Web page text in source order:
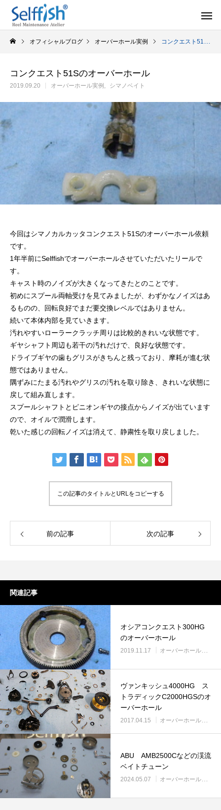
セルフメンテナンス用品
2024.06.23 2024.05.09
シマノ バンタム1000SGの1年点検
2025.02.26
ダイワ スパルタン
2026.01.01 2025.05.16
リールオーバーホール「マスタープログラ
ム」
2023.03.21
Selffishが教えるリ
（第22回）コラム
2023.02.06
オフィシャルブログ オーバーホール実例 コンクエスト51Sのオーバーホール
コンクエスト51Sのオーバーホール
2019.09.20 オーバーホール実例 シマノベイト
今回はシマノカルカッタコンクエスト51Sのオーバーホール依頼
です。
1年半前にSelffishでオーバーホールさせていただいたリールで
す。
キャスト時のノイズが大きくなってきたとのことです。
初めにスプール両軸受けを見てみましたが、わずかなノイズはあ
るものの、回転良好でまだ要交換レベルではありません。
続いて本体内部を見ていきます。
汚れやすいローラークラッチ周りは比較的きれいな状態です。
ギヤシャフト周辺も若干の汚れだけで、良好な状態です。
ドライブギヤの歯もグリスがきちんと残っており、摩耗が進む状
態ではありません。
隅ずみにたまる汚れやグリスの汚れを取り除き、きれいな状態に
戻して組み直します。
スプールシャフトとピニオンギヤの接点からノイズが出ています
ので、オイルで潤滑します。
乾いた感じの回転ノイズは消えて、静粛性を取り戻しました。
この記事のタイトルとURLをコピーする
前の記事 次の記事
関連記事
オシアコンクエスト300HG
のオーバーホール
2019.11.17 オーバーホール実例
ヴァンキッシュ4000HG ス
トラディックC2000HGSのオ
ーバーホール
2017.04.15 オーバーホール実例
ABU AMB2500Cなどの渓流
ベイトチューン
2024.05.07 オーバーホール実例